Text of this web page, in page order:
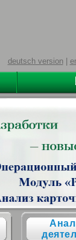
deutsch version|